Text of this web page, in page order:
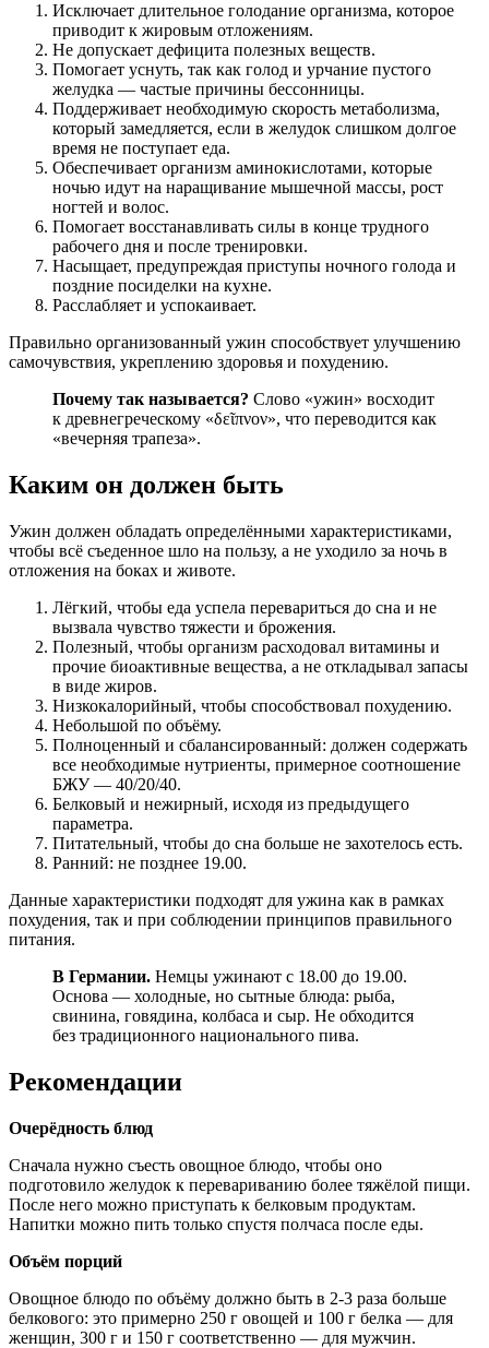
Исключает длительное голодание организма, которое
приводит к жировым отложениям.
Не допускает дефицита полезных веществ.
Помогает уснуть, так как голод и урчание пустого
желудка — частые причины бессонницы.
Поддерживает необходимую скорость метаболизма,
который замедляется, если в желудок слишком долгое
время не поступает еда.
Обеспечивает организм аминокислотами, которые
ночью идут на наращивание мышечной массы, рост
ногтей и волос.
Помогает восстанавливать силы в конце трудного
рабочего дня и после тренировки.
Насыщает, предупреждая приступы ночного голода и
поздние посиделки на кухне.
Расслабляет и успокаивает.
Правильно организованный ужин способствует улучшению
самочувствия, укреплению здоровья и похудению.
Почему так называется? Слово «ужин» восходит
к древнегреческому «δεῖπνον», что переводится как
«вечерняя трапеза».
Каким он должен быть
Ужин должен обладать определёнными характеристиками,
чтобы всё съеденное шло на пользу, а не уходило за ночь в
отложения на боках и животе.
Лёгкий, чтобы еда успела перевариться до сна и не
вызвала чувство тяжести и брожения.
Полезный, чтобы организм расходовал витамины и
прочие биоактивные вещества, а не откладывал запасы
в виде жиров.
Низкокалорийный, чтобы способствовал похудению.
Небольшой по объёму.
Полноценный и сбалансированный: должен содержать
все необходимые нутриенты, примерное соотношение
БЖУ — 40/20/40.
Белковый и нежирный, исходя из предыдущего
параметра.
Питательный, чтобы до сна больше не захотелось есть.
Ранний: не позднее 19.00.
Данные характеристики подходят для ужина как в рамках
похудения, так и при соблюдении принципов правильного
питания.
В Германии. Немцы ужинают с 18.00 до 19.00.
Основа — холодные, но сытные блюда: рыба,
свинина, говядина, колбаса и сыр. Не обходится
без традиционного национального пива.
Рекомендации
Очерёдность блюд
Сначала нужно съесть овощное блюдо, чтобы оно
подготовило желудок к перевариванию более тяжёлой пищи.
После него можно приступать к белковым продуктам.
Напитки можно пить только спустя полчаса после еды.
Объём порций
Овощное блюдо по объёму должно быть в 2-3 раза больше
белкового: это примерно 250 г овощей и 100 г белка — для
женщин, 300 г и 150 г соответственно — для мужчин.